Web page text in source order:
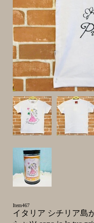
Item467
イタリア シチリア島